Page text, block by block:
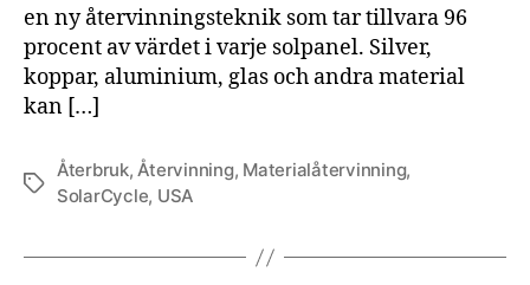
en ny återvinningsteknik som tar tillvara 96
procent av värdet i varje solpanel. Silver,
koppar, aluminium, glas och andra material
kan […]
Etiketter
Återbruk,Återvinning, Materialåtervinning,
SolarCycle, USA